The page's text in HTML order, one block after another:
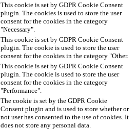
This cookie is set by GDPR Cookie Consent
plugin. The cookies is used to store the user
consent for the cookies in the category
"Necessary".
This cookie is set by GDPR Cookie Consent
plugin. The cookie is used to store the user
consent for the cookies in the category "Other.
This cookie is set by GDPR Cookie Consent
plugin. The cookie is used to store the user
consent for the cookies in the category
"Performance".
The cookie is set by the GDPR Cookie
Consent plugin and is used to store whether or
not user has consented to the use of cookies. It
does not store any personal data.